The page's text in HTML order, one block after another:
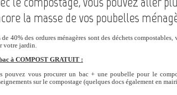
la masse de vos poubelles
de 40% des ordures ménagères sont des déchets
votre jardin.
à COMPOST GRATUIT :
pouvez vous procurer un bac + une poubelle pour le
sur le compostage (quelques docs également en